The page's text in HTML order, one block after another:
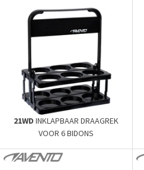
21WD INKLAPBAAR DRAAGREK
VOOR 6 BIDONS